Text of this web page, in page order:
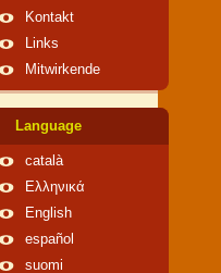
Kontakt
Links
Mitwirkende
Language
català
Ελληνικά
English
español
suomi